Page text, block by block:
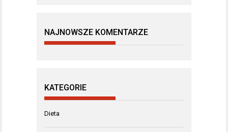
NAJNOWSZE KOMENTARZE
KATEGORIE
Dieta